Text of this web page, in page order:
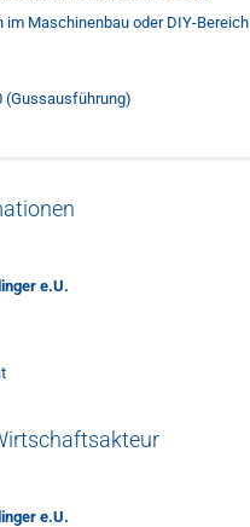
im Maschinenbau oder DIY-Bereich
(Gussausführung)
e.U.
e.U.